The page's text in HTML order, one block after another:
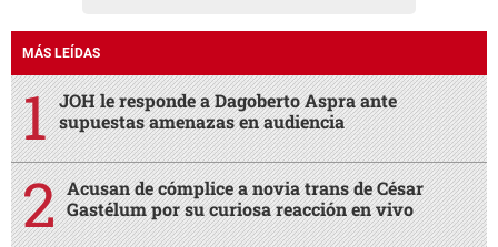
MÁS LEÍDAS
JOH le responde a Dagoberto Aspra ante
supuestas amenazas en audiencia
Acusan de cómplice a novia trans de César
Gastélum por su curiosa reacción en vivo